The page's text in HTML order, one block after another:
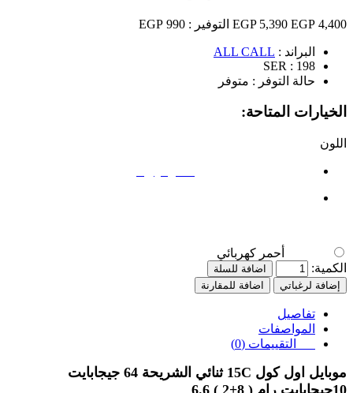
4,400 EGP
5,390 EGP التوفير : 990 EGP
البراند : ALL CALL
SER : 198
حالة التوفر : متوفر
الخيارات المتاحة:
اللون
أحمر كهربائي
الكمية:
اضافة للسلة
إضافة لرغباتي
اضافة للمقارنة
تفاصيل
المواصفات
التقييمات (0)
موبايل اول كول 15C
ثنائي الشريحة 64 جيجابايت
10جيجابايت رام ( 8+2 ) 6.6